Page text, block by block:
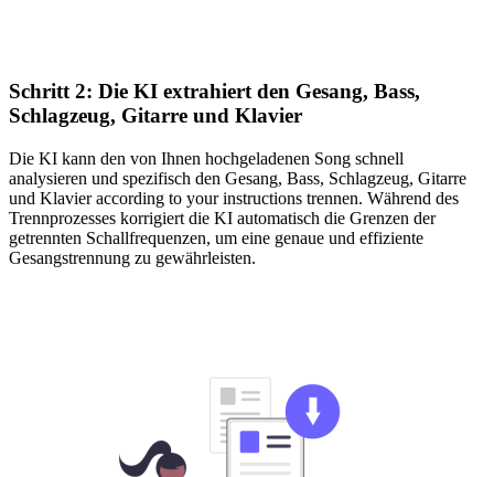
Schritt 2: Die KI extrahiert den Gesang, Bass,
Schlagzeug, Gitarre und Klavier
Die KI kann den von Ihnen hochgeladenen Song schnell
analysieren und spezifisch den Gesang, Bass, Schlagzeug, Gitarre
und Klavier according to your instructions trennen. Während des
Trennprozesses korrigiert die KI automatisch die Grenzen der
getrennten Schallfrequenzen, um eine genaue und effiziente
Gesangstrennung zu gewährleisten.